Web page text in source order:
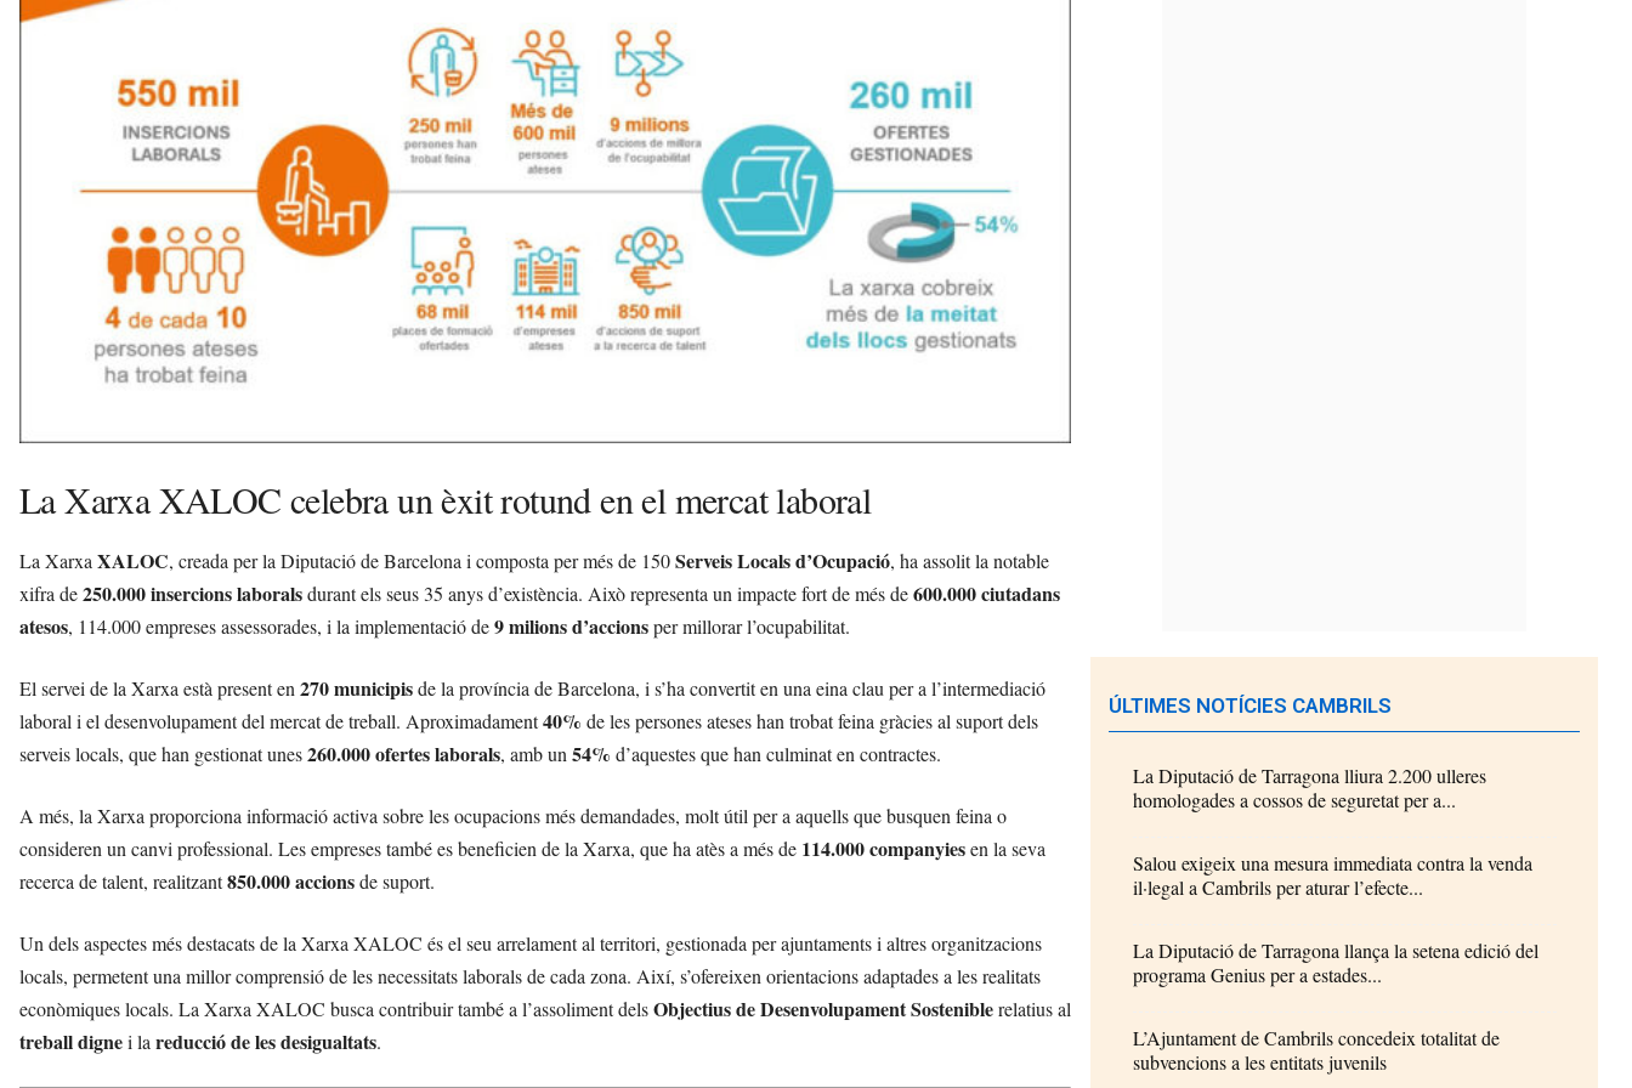
La Xarxa XALOC celebra un èxit rotund en el mercat laboral
La XarxaXALOC, creada per la Diputació de Barcelona i composta per més de 150Serveis Locals d’Ocupació, ha assolit la notable
xifra de250.000 insercions laboralsdurant els seus 35 anys d’existència. Això representa un impacte fort de més de600.000 ciutadans
atesos, 114.000 empreses assessorades, i la implementació de9 milions d’accionsper millorar l’ocupabilitat.
El servei de la Xarxa està present en270 municipisde la província de Barcelona, i s’ha convertit en una eina clau per a l’intermediació
laboral i el desenvolupament del mercat de treball. Aproximadament40% de les persones ateses han trobat feina gràcies al suport dels
serveis locals, que han gestionat unes260.000 ofertes laborals, amb un54% d’aquestes que han culminat en contractes.
A més, la Xarxa proporciona informació activa sobre les ocupacions més demandades, molt útil per a aquells que busquen feina o
consideren un canvi professional. Les empreses també es beneficien de la Xarxa, que ha atès a més de 114.000 companyiesen la seva
recerca de talent, realitzant850.000 accionsde suport.
Un dels aspectes més destacats de la Xarxa XALOC és el seu arrelament al territori, gestionada per ajuntaments i altres organitzacions
locals, permetent una millor comprensió de les necessitats laborals de cada zona. Així, s’ofereixen orientacions adaptades a les realitats
econòmiques locals. La Xarxa XALOC busca contribuir també a l’assoliment delsObjectius de Desenvolupament Sosteniblerelatius al
treball dignei lareducció de les desigualtats.
ÚLTIMES NOTÍCIES CAMBRILS
La Diputació de Tarragona lliura 2.200 ulleres
homologades a cossos de seguretat per a...
Salou exigeix una mesura immediata contra la venda
il·legal a Cambrils per aturar l’efecte...
La Diputació de Tarragona llança la setena edició del
programa Genius per a estades...
L’Ajuntament de Cambrils concedeix totalitat de
subvencions a les entitats juvenils